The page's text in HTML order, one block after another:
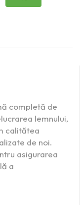
completă de
lemnului,
calitătea
de noi.
asigurarea
a